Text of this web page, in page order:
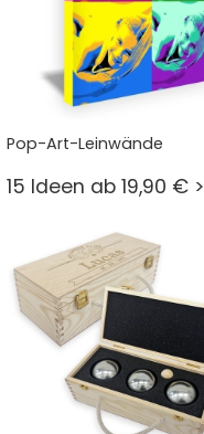
Pop-Art-Leinwände
15 Ideen ab 19,90 € >